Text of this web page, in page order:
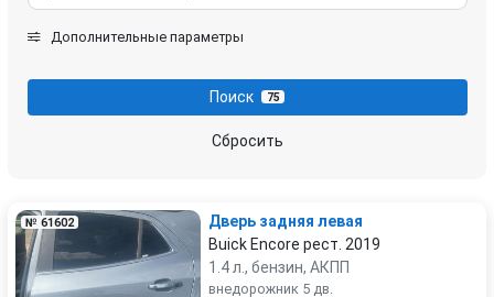
Дополнительные параметры
Поиск 75
Сбросить
№ 61602
Дверь задняя левая
Buick Encore рест. 2019
1.4 л., бензин, АКПП
внедорожник 5 дв.